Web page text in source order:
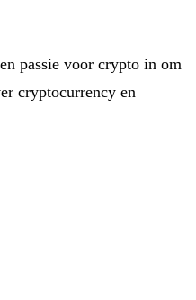
passie voor crypto in om
cryptocurrency en